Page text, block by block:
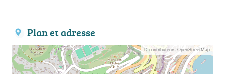
Plan et adresse
© contributeurs OpenStreetMap